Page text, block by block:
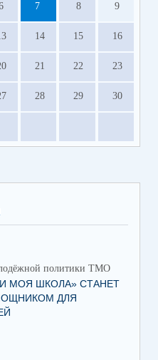
7 8 9
14 15 16
21 22 23
28 29 30
политики ТМО
МОЯ ШКОЛА» СТАНЕТ
ДЛЯ